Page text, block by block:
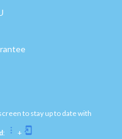
to stay up to date with
: +